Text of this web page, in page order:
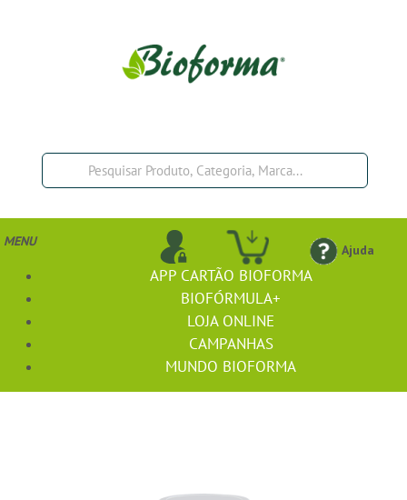
Ajuda
MENU
APP CARTÃO BIOFORMA
BIOFÓRMULA+
LOJA ONLINE
CAMPANHAS
MUNDO BIOFORMA